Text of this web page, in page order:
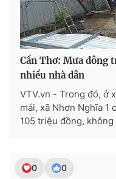
THỜI BÁO VTV
Theo dõi báo trên
Cơ quan báo chí:
Cần Thơ: Mưa dông
nhiều nhà dân
VTV.vn - Trong đó, ở
mái, xã Nhơn Nghĩa 1
105 triệu đồng,
0 0